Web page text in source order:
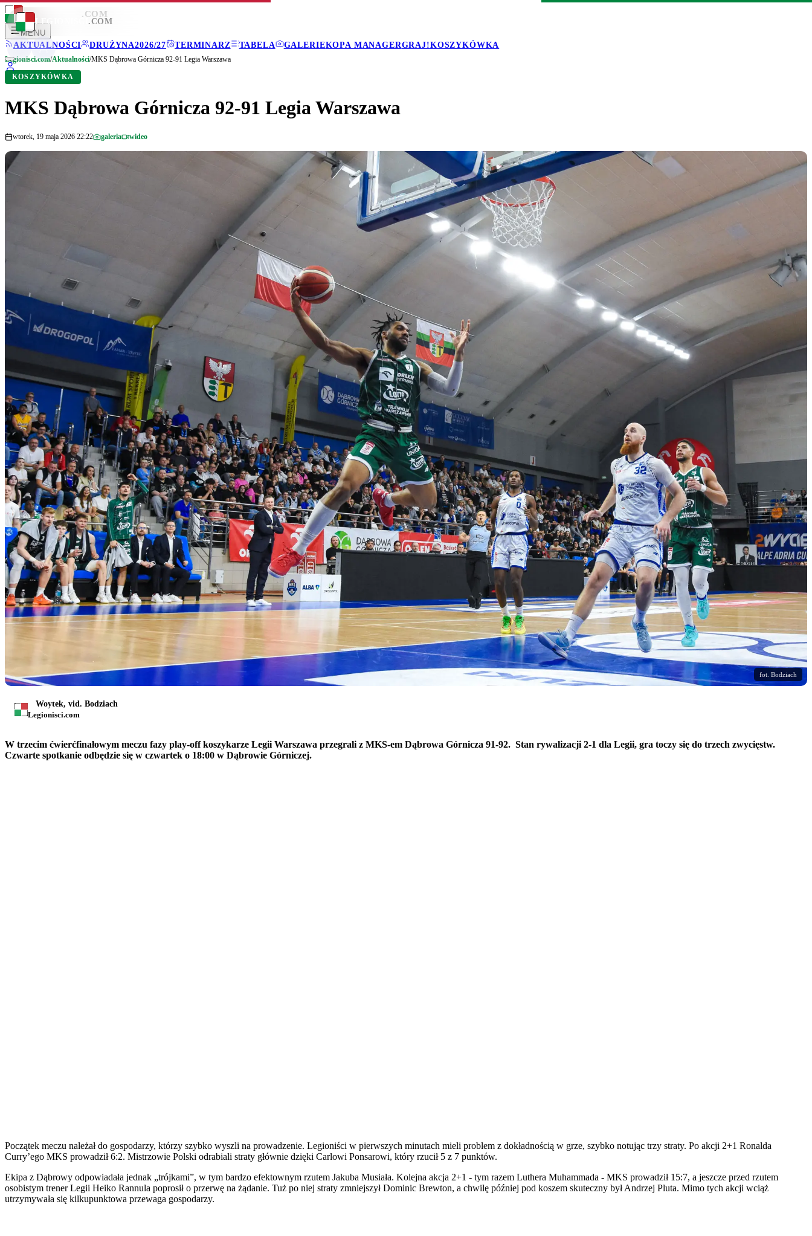
LEGIONISCI .COM
MENU
AKTUALNOŚCI
DRUŻYNA2026/27 TERMINARZ TABELA GALERIEKOPA MANAGERGRAJ!KOSZYKÓWKA
LEGIONISCI .COM
Legionisci.com/Aktualności/MKS Dąbrowa Górnicza 92-91 Legia Warszawa
KOSZYKÓWKA
MKS Dąbrowa Górnicza 92-91 Legia Warszawa
wtorek, 19 maja 2026 22:22 galeria wideo
fot. Bodziach
Woytek, vid. Bodziach
Legionisci.com
W trzecim ćwierćfinałowym meczu fazy play-off koszykarze Legii Warszawa przegrali z MKS-em Dąbrowa Górnicza 91-92. Stan rywalizacji 2-1 dla Legii, gra toczy się do trzech zwycięstw.
Czwarte spotkanie odbędzie się w czwartek o 18:00 w Dąbrowie Górniczej.
Początek meczu należał do gospodarzy, którzy szybko wyszli na prowadzenie. Legioniści w pierwszych minutach mieli problem z dokładnością w grze, szybko notując trzy straty. Po akcji 2+1 Ronalda
Curry’ego MKS prowadził 6:2. Mistrzowie Polski odrabiali straty głównie dzięki Carlowi Ponsarowi, który rzucił 5 z 7 punktów.
Ekipa z Dąbrowy odpowiadała jednak „trójkami”, w tym bardzo efektownym rzutem Jakuba Musiała. Kolejna akcja 2+1 - tym razem Luthera Muhammada - MKS prowadził 15:7, a jeszcze przed rzutem
osobistym trener Legii Heiko Rannula poprosił o przerwę na żądanie. Tuż po niej straty zmniejszył Dominic Brewton, a chwilę później pod koszem skuteczny był Andrzej Pluta. Mimo tych akcji wciąż
utrzymywała się kilkupunktowa przewaga gospodarzy.